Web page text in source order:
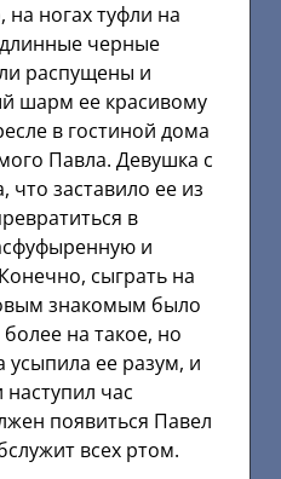
на ногах туфли на
черные
распущены и
шарм ее красивому
в гостиной дома
Павла. Девушка с
что заставило ее из
в
и
сыграть на
знакомым было
на такое, но
усыпила ее разум, и
наступил час
появиться Павел
всех ртом.